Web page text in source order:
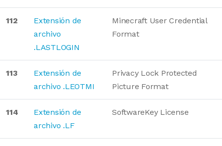
112
Extensión de
archivo
.LASTLOGIN
Minecraft User Credential
Format
113
Extensión de
archivo .LEOTMI
Privacy Lock Protected
Picture Format
114
Extensión de
archivo .LF
SoftwareKey License